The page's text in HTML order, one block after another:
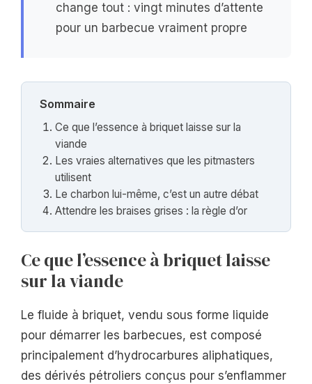
change tout : vingt minutes d’attente
pour un barbecue vraiment propre
Sommaire
Ce que l’essence à briquet laisse sur la
viande
Les vraies alternatives que les pitmasters
utilisent
Le charbon lui-même, c’est un autre débat
Attendre les braises grises : la règle d’or
Ce que l’essence à briquet laisse
sur la viande
Le fluide à briquet, vendu sous forme liquide
pour démarrer les barbecues, est composé
principalement d’hydrocarbures aliphatiques,
des dérivés pétroliers conçus pour s’enflammer